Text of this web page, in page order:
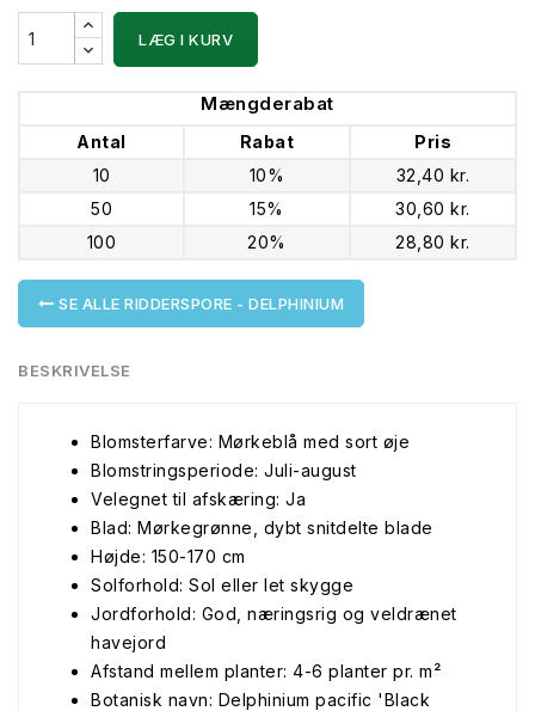
LÆG I KURV
Mængderabat
Antal Rabat
Pris
10
10%
32,40 kr.
50
15%
30,60 kr.
100
20% 28,80 kr.
SE ALLE RIDDERSPORE - DELPHINIUM
BESKRIVELSE
Blomsterfarve: Mørkeblå med sort øje
Blomstringsperiode: Juli-august
Velegnet til afskæring: Ja
Blad: Mørkegrønne, dybt snitdelte blade
Højde: 150-170 cm
Solforhold: Sol eller let skygge
Jordforhold: God, næringsrig og veldrænet
havejord
Afstand mellem planter: 4-6 planter pr. m²
Botanisk navn: Delphinium pacific 'Black